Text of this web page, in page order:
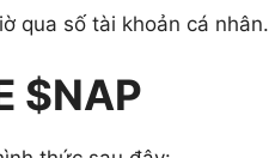
qua số tài khoản cá nhân.
$NAP